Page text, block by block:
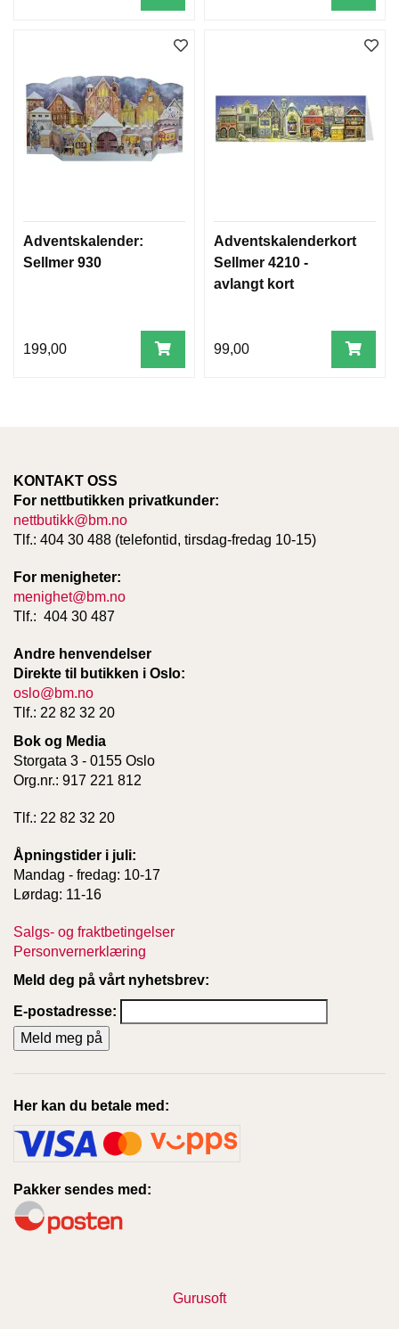
Adventskalender:
Sellmer 930
199,00
Adventskalenderkort
Sellmer 4210 -
avlangt kort
99,00
KONTAKT OSS
For nettbutikken privatkunder:
nettbutikk@bm.no
Tlf.: 404 30 488 (telefontid, tirsdag-fredag 10-15)
For menigheter:
menighet@bm.no
Tlf.: 404 30 487
Andre henvendelser
Direkte til butikken i Oslo:
oslo@bm.no
Tlf.: 22 82 32 20
Bok og Media
Storgata 3 - 0155 Oslo
Org.nr.: 917 221 812
Tlf.: 22 82 32 20
Åpningstider i juli:
Mandag - fredag: 10-17
Lørdag: 11-16
Salgs- og fraktbetingelser
Personvernerklæring
Meld deg på vårt nyhetsbrev:
E-postadresse:
Her kan du betale med:
Pakker sendes med:
Gurusoft